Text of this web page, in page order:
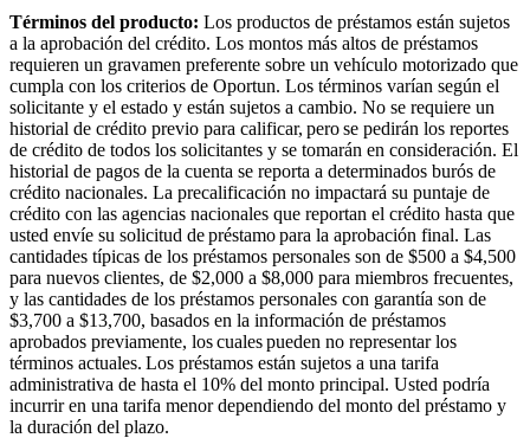
Términos del producto: Los productos de préstamos están sujetos
a la aprobación del crédito. Los montos más altos de préstamos
requieren un gravamen preferente sobre un vehículo motorizado que
cumpla con los criterios de Oportun. Los términos varían según el
solicitante y el estado y están sujetos a cambio. No se requiere un
historial de crédito previo para calificar, pero se pedirán los reportes
de crédito de todos los solicitantes y se tomarán en consideración. El
historial de pagos de la cuenta se reporta a determinados burós de
crédito nacionales. La precalificación no impactará su puntaje de
crédito con las agencias nacionales que reportan el crédito hasta que
usted envíe su solicitud de préstamo para la aprobación final. Las
cantidades típicas de los préstamos personales son de $500 a $4,500
para nuevos clientes, de $2,000 a $8,000 para miembros frecuentes,
y las cantidades de los préstamos personales con garantía son de
$3,700 a $13,700, basados en la información de préstamos
aprobados previamente, los cuales pueden no representar los
términos actuales. Los préstamos están sujetos a una tarifa
administrativa de hasta el 10% del monto principal. Usted podría
incurrir en una tarifa menor dependiendo del monto del préstamo y
la duración del plazo.